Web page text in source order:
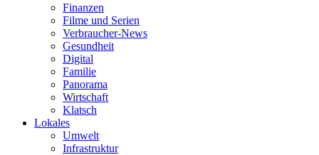
Finanzen
Filme und Serien
Verbraucher-News
Gesundheit
Digital
Familie
Panorama
Wirtschaft
Klatsch
Lokales
Umwelt
Infrastruktur